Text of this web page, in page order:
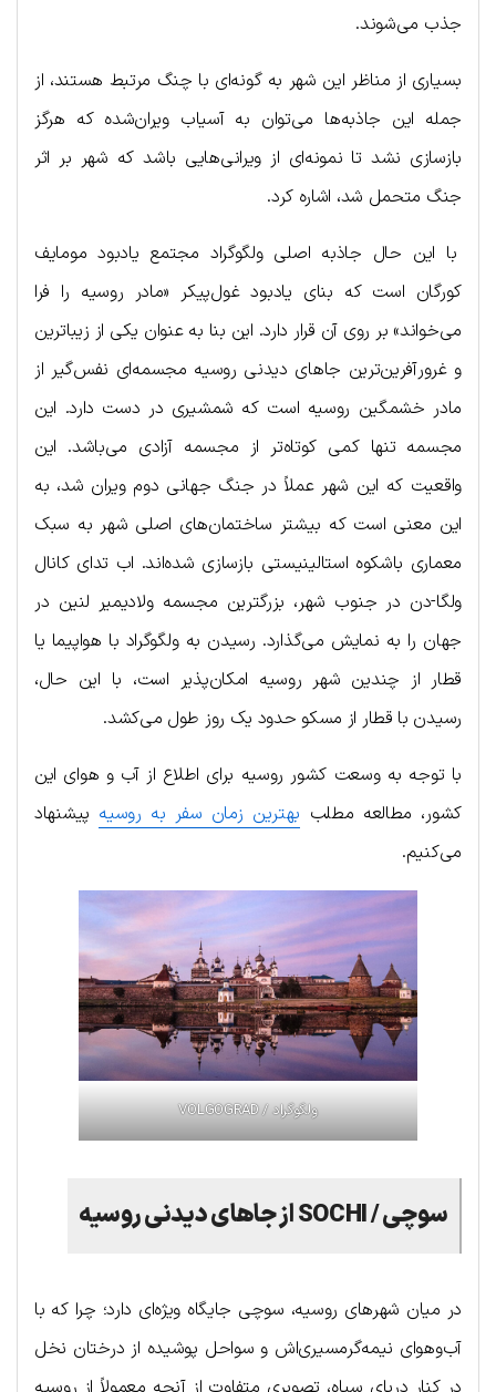
جذب می‌شوند.
بسیاری از مناظر این شهر به گونه‌ای با چنگ مرتبط هستند، از
جمله این جاذبه‌ها می‌توان به آسیاب ویران‌شده که هرگز
بازسازی نشد تا نمونه‌ای از ویرانی‌هایی باشد که شهر بر اثر
جنگ متحمل شد، اشاره کرد.
با این حال جاذبه اصلی ولگوگراد مجتمع یادبود مومایف
کورگان است که بنای یادبود غول‌پیکر «مادر روسیه را فرا
می‌خواند» بر روی آن قرار دارد. این بنا به عنوان یکی از زیباترین
و غرورآفرین‌ترین جاهای دیدنی روسیه مجسمه‌ای نفس‌گیر از
مادر خشمگین روسیه است که شمشیری در دست دارد. این
مجسمه تنها کمی کوتاه‌تر از مجسمه آزادی می‌باشد. این
واقعیت که این شهر عملاً در جنگ جهانی دوم ویران شد، به
این معنی است که بیشتر ساختمان‌های اصلی شهر به سبک
معماری باشکوه استالینیستی بازسازی شده‌اند. اب تدای کانال
ولگا-دن در جنوب شهر، بزرگترین مجسمه ولادیمیر لنین در
جهان را به نمایش می‌گذارد. رسیدن به ولگوگراد با هواپیما یا
قطار از چندین شهر روسیه امکان‌پذیر است، با این حال،
رسیدن با قطار از مسکو حدود یک روز طول می‌کشد.
با توجه به وسعت کشور روسیه برای اطلاع از آب و هوای این
کشور، مطالعه مطلب بهترین زمان سفر به روسیه پیشنهاد
می‌کنیم.
ولگوگراد / VOLGOGRAD
سوچی /SOCHIاز جاهای دیدنی روسیه
در میان شهرهای روسیه، سوچی جایگاه ویژه‌ای دارد؛ چرا که با
آب‌و‌هوای نیمه‌گرمسیری‌اش و سواحل پوشیده از درختان نخل